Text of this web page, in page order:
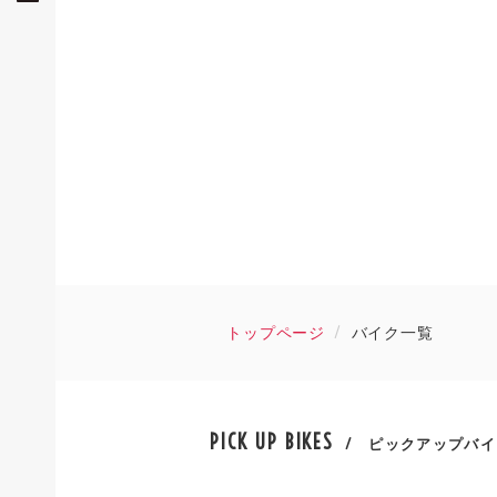
トップページ バイク一覧
PICK UP BIKES / ピックアップバ